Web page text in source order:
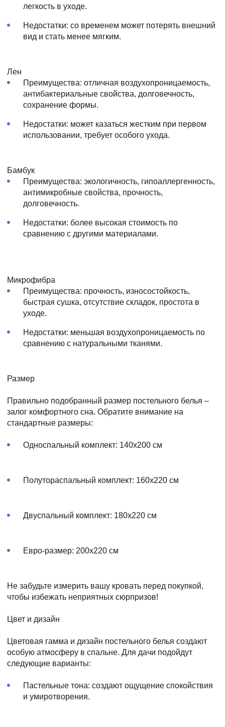
легкость в уходе.
Недостатки: со временем может потерять внешний
вид и стать менее мягким.
Лен
Преимущества: отличная воздухопроницаемость,
антибактериальные свойства, долговечность,
сохранение формы.
Недостатки: может казаться жестким при первом
использовании, требует особого ухода.
Бамбук
Преимущества: экологичность, гипоаллергенность,
антимикробные свойства, прочность,
долговечность.
Недостатки: более высокая стоимость по
сравнению с другими материалами.
Микрофибра
Преимущества: прочность, износостойкость,
быстрая сушка, отсутствие складок, простота в
уходе.
Недостатки: меньшая воздухопроницаемость по
сравнению с натуральными тканями.
Размер
Правильно подобранный размер постельного белья –
залог комфортного сна. Обратите внимание на
стандартные размеры:
Односпальный комплект: 140x200 см
Полутораспальный комплект: 160x220 см
Двуспальный комплект: 180x220 см
Евро-размер: 200x220 см
Не забудьте измерить вашу кровать перед покупкой,
чтобы избежать неприятных сюрпризов!
Цвет и дизайн
Цветовая гамма и дизайн постельного белья создают
особую атмосферу в спальне. Для дачи подойдут
следующие варианты:
Пастельные тона: создают ощущение спокойствия
и умиротворения.